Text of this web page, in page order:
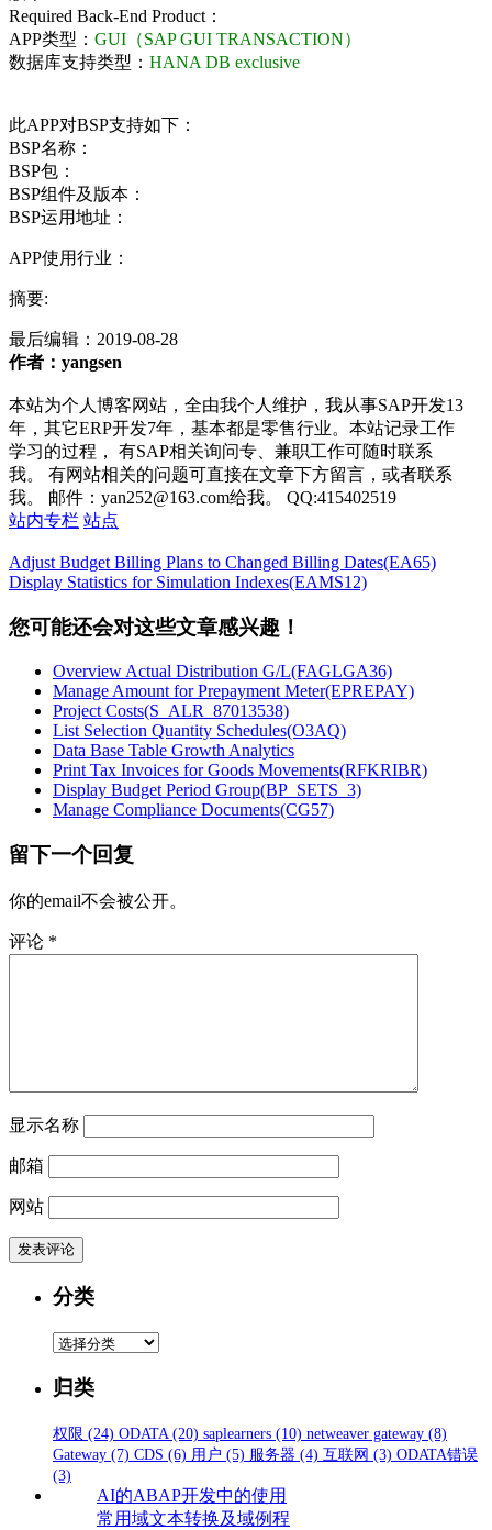
Required Back-End Product：
APP类型： GUI（SAP GUI TRANSACTION）
数据库支持类型： HANA DB exclusive
此APP对BSP支持如下：
BSP名称：
BSP包：
BSP组件及版本：
BSP运用地址：
APP使用行业：
摘要:
最后编辑： 2019-08-28
作者：yangsen
本站为个人博客网站，全由我个人维护，我从事SAP开发13
年，其它ERP开发7年，基本都是零售行业。本站记录工作
学习的过程， 有SAP相关询问专、兼职工作可随时联系
我。 有网站相关的问题可直接在文章下方留言，或者联系
我。 邮件：yan252@163.com给我。 QQ:415402519
站内专栏 站点
Adjust Budget Billing Plans to Changed Billing Dates(EA65)
Display Statistics for Simulation Indexes(EAMS12)
您可能还会对这些文章感兴趣！
Overview Actual Distribution G/L(FAGLGA36)
Manage Amount for Prepayment Meter(EPREPAY)
Project Costs(S_ALR_87013538)
List Selection Quantity Schedules(O3AQ)
Data Base Table Growth Analytics
Print Tax Invoices for Goods Movements(RFKRIBR)
Display Budget Period Group(BP_SETS_3)
Manage Compliance Documents(CG57)
留下一个回复
你的email不会被公开。
评论 *
显示名称
邮箱
网站
分类
分
归类
权限 (24) ODATA (20) saplearners (10) netweaver gateway (8)
Gateway (7) CDS (6) 用户 (5) 服务器 (4) 互联网 (3) ODATA错误
(3)
AI的ABAP开发中的使用
常用域文本转换及域例程